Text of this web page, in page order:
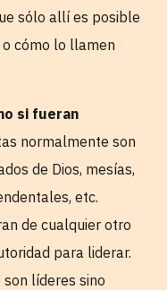
sólo allí es posible
cómo lo llamen
si fueran
normalmente son
de Dios, mesías,
etc.
de cualquier otro
para liderar.
líderes sino